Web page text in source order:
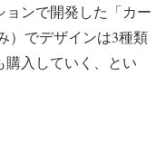
ンで開発した「カー
）でデザインは3種類
入していく、とい